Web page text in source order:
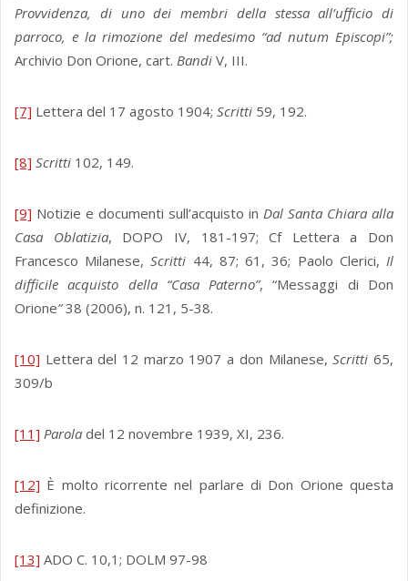
Provvidenza, di uno dei membri della stessa all’ufficio di
parroco, e la rimozione del medesimo “ad nutum Episcopi”;
Archivio Don Orione, cart. Bandi V, III.
[7] Lettera del 17 agosto 1904; Scritti 59, 192.
[8] Scritti 102, 149.
[9] Notizie e documenti sull’acquisto in Dal Santa Chiara alla
Casa Oblatizia, DOPO IV, 181-197; Cf Lettera a Don
Francesco Milanese,Scritti 44, 87; 61, 36; Paolo Clerici,Il
difficile acquisto della “Casa Paterno”, “Messaggi di Don
Orione”38 (2006), n. 121, 5-38.
[10] Lettera del 12 marzo 1907 a don Milanese,Scritti 65,
309/b
[11] Parola del 12 novembre 1939, XI, 236.
[12] È molto ricorrente nel parlare di Don Orione questa
definizione.
[13] ADO C. 10,1; DOLM 97-98